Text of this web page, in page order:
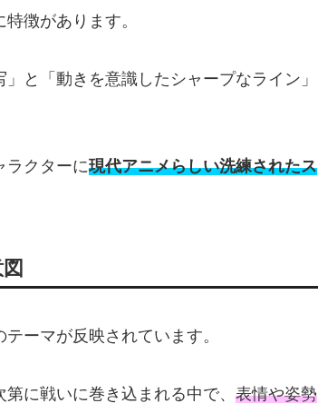
徴があります。
と「動きを意識したシャープなライン」
ラクターに現代アニメらしい洗練されたス
ーマが反映されています。
に戦いに巻き込まれる中で、 表情や姿勢